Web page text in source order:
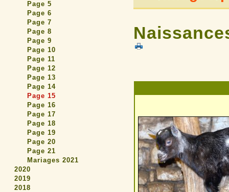
Page 5
Page 6
Page 7
Page 8
Page 9
Page 10
Page 11
Page 12
Page 13
Page 14
Page 15
Page 16
Page 17
Page 18
Page 19
Page 20
Page 21
Mariages 2021
2020
2019
2018